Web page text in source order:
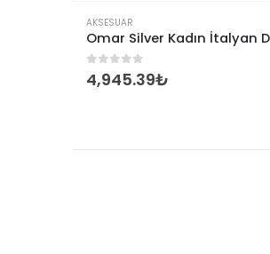
AKSESUAR
0out of 5
4,945.39₺